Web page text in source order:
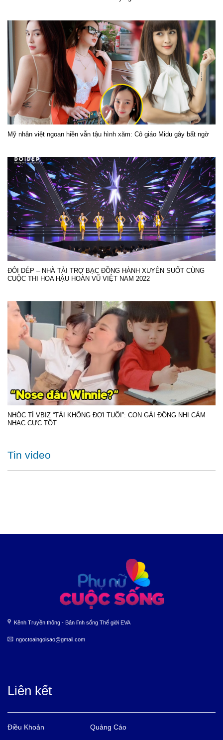
Mỹ nhân việt ngoan hiền vẫn tậu hình xăm: Cô giáo Midu gây bất ngờ
ĐÔI DÉP – NHÀ TÀI TRỢ BẠC ĐỒNG HÀNH XUYÊN SUỐT CÙNG
CUỘC THI HOA HẬU HOÀN VŨ VIỆT NAM 2022
NHÓC TÌ VBIZ “TÀI KHÔNG ĐỢI TUỔI”: CON GÁI ĐÔNG NHI CẢM
NHẠC CỰC TỐT
Tin video
Kênh Truyền thông - Bản lĩnh sống Thế giới EVA
ngoctoaingoisao@gmail.com
Liên kết
Điều Khoản Quảng Cáo